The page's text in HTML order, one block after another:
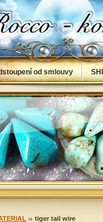
tiger tail wire
od smlouvy
NÁVODY Info